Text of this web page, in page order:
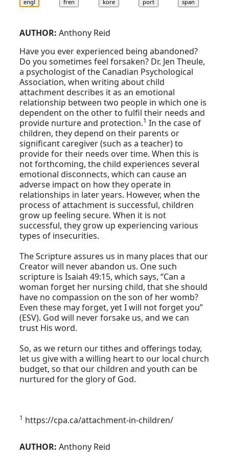
AUTHOR:Anthony Reid
Have you ever experienced being abandoned?
Do you sometimes feel forsaken? Dr. Jen Theule,
a psychologist of the Canadian Psychological
Association, when writing about child
attachment describes it as an emotional
relationship between two people in which one is
dependent on the other to fulfil their needs and
provide nurture and protection.1 In the case of
children, they depend on their parents or
significant caregiver (such as a teacher) to
provide for their needs over time. When this is
not forthcoming, the child experiences several
emotional disconnects, which can cause an
adverse impact on how they operate in
relationships in later years. However, when the
process of attachment is successful, children
grow up feeling secure. When it is not
successful, they grow up experiencing various
types of insecurities.
The Scripture assures us in many places that our
Creator will never abandon us. One such
scripture is Isaiah 49:15, which says, “Can a
woman forget her nursing child, that she should
have no compassion on the son of her womb?
Even these may forget, yet I will not forget you”
(ESV). God will never forsake us, and we can
trust His word.
So, as we return our tithes and offerings today,
let us give with a willing heart to our local church
budget, so that our children and youth can be
nurtured for the glory of God.
1 https://cpa.ca/attachment-in-children/
AUTHOR:Anthony Reid